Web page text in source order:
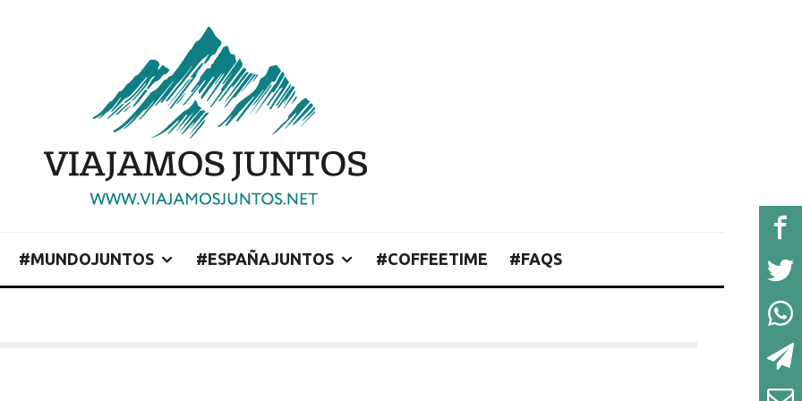
#MUNDOJUNTOS #ESPAÑAJUNTOS #COFFEETIME #FAQS